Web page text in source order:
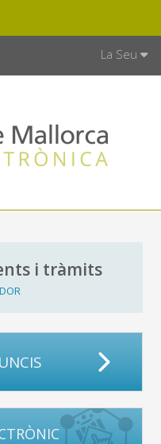
La Seu
i tràmits